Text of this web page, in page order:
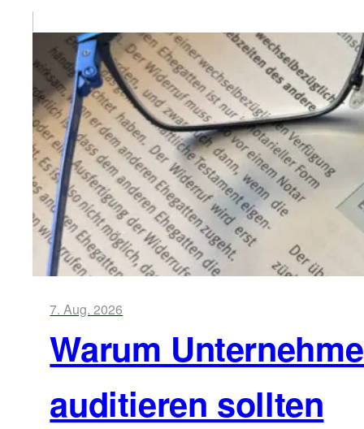
7. Aug. 2026
Warum
auditieren sollten